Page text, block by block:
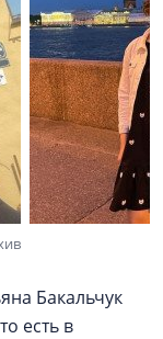
Бакальчук
есть в